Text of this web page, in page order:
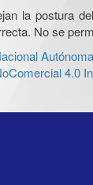
la postura
No se
4.0